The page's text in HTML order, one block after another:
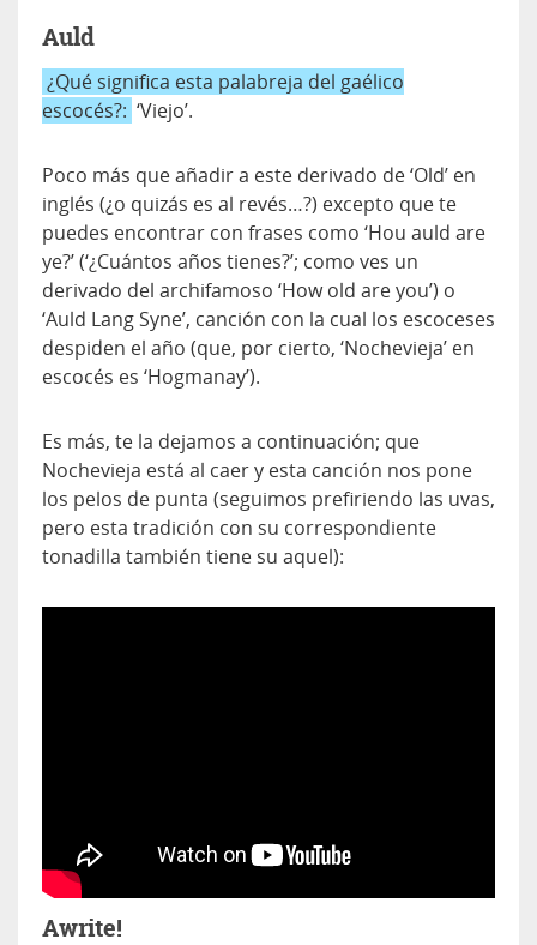
Auld
¿Qué significa esta palabreja del gaélico
escocés?: ‘Viejo’.
Poco más que añadir a este derivado de ‘Old’ en
inglés (¿o quizás es al revés…?) excepto que te
puedes encontrar con frases como ‘Hou auld are
ye?’ (‘¿Cuántos años tienes?’; como ves un
derivado del archifamoso ‘How old are you’) o
‘Auld Lang Syne’, canción con la cual los escoceses
despiden el año (que, por cierto, ‘Nochevieja’ en
escocés es ‘Hogmanay’).
Es más, te la dejamos a continuación; que
Nochevieja está al caer y esta canción nos pone
los pelos de punta (seguimos prefiriendo las uvas,
pero esta tradición con su correspondiente
tonadilla también tiene su aquel):
Awrite!